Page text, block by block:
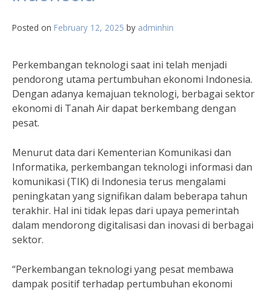
Posted on February 12, 2025 by adminhin
Perkembangan teknologi saat ini telah menjadi
pendorong utama pertumbuhan ekonomi Indonesia.
Dengan adanya kemajuan teknologi, berbagai sektor
ekonomi di Tanah Air dapat berkembang dengan
pesat.
Menurut data dari Kementerian Komunikasi dan
Informatika, perkembangan teknologi informasi dan
komunikasi (TIK) di Indonesia terus mengalami
peningkatan yang signifikan dalam beberapa tahun
terakhir. Hal ini tidak lepas dari upaya pemerintah
dalam mendorong digitalisasi dan inovasi di berbagai
sektor.
“Perkembangan teknologi yang pesat membawa
dampak positif terhadap pertumbuhan ekonomi